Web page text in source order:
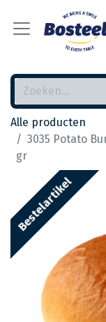
Alle producten
3035 Potato
gr
Bestelartikel